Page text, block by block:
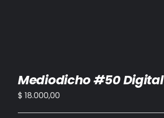
Mediodicho #50 Digital
$ 18.000,00